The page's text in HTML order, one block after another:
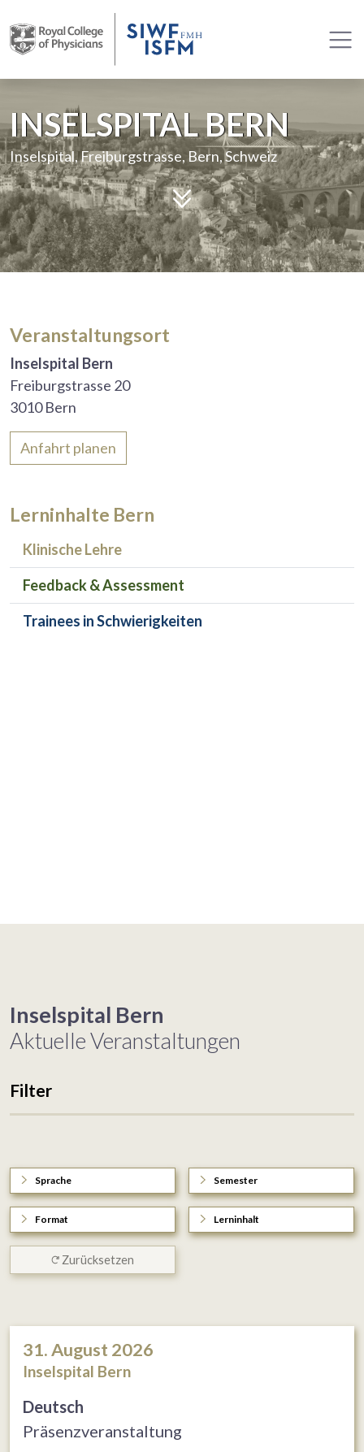
INSELSPITAL BERN
Inselspital, Freiburgstrasse, Bern, Schweiz
Veranstaltungsort
Inselspital Bern
Freiburgstrasse 20
3010 Bern
Anfahrt planen
Lerninhalte Bern
Klinische Lehre
Feedback & Assessment
Trainees in Schwierigkeiten
Inselspital Bern
Aktuelle Veranstaltungen
Filter
Sprache Semester
Format Lerninhalt
Zurücksetzen
31. August 2026
Inselspital Bern
Deutsch
Präsenzveranstaltung